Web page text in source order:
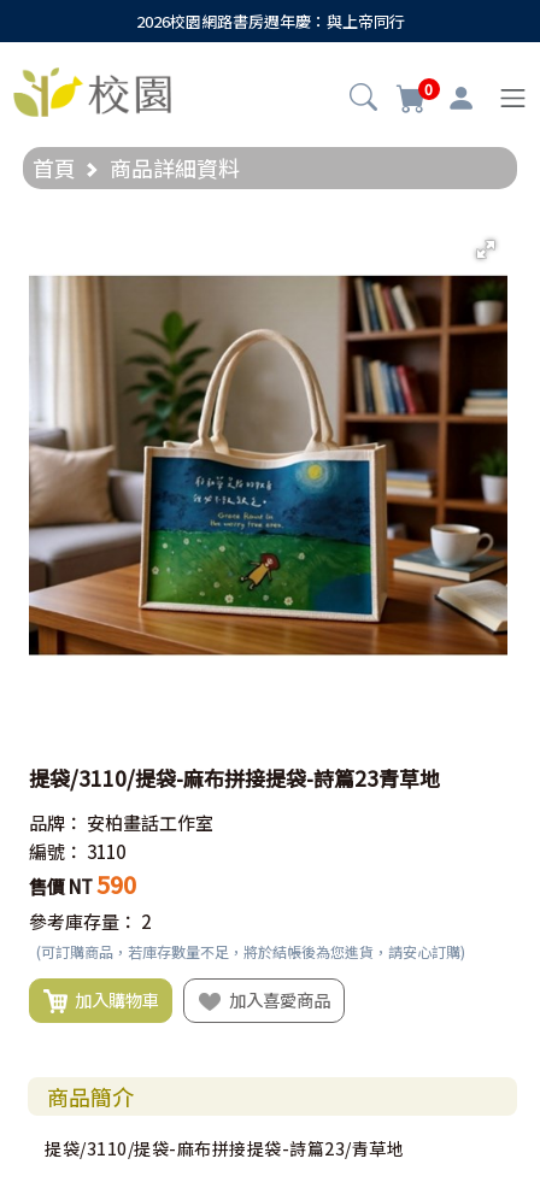
2026校園網路書房週年慶：與上帝同行
0
首頁 商品詳細資料
提袋/3110/提袋-麻布拼接提袋-詩篇23青草地
品牌： 安柏畫話工作室
編號： 3110
售價 NT590
參考庫存量： 2
(可訂購商品，若庫存數量不足，將於結帳後為您進貨，請安心訂購)
加入購物車 加入喜愛商品
商品簡介
提袋/3110/提袋-麻布拼接提袋-詩篇23/青草地